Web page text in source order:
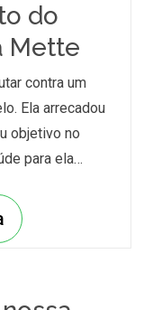
do
Mette
contra um
Ela arrecadou
objetivo no
para ela…